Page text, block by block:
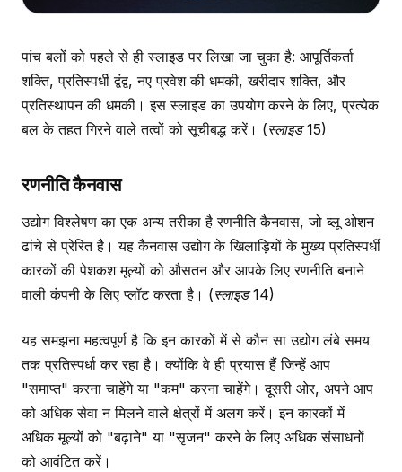
पांच बलों को पहले से ही स्लाइड पर लिखा जा चुका है: आपूर्तिकर्ता
शक्ति, प्रतिस्पर्धी द्वंद्व, नए प्रवेश की धमकी, खरीदार शक्ति, और
प्रतिस्थापन की धमकी। इस स्लाइड का उपयोग करने के लिए, प्रत्येक
बल के तहत गिरने वाले तत्वों को सूचीबद्ध करें। (स्लाइड 15)
रणनीति कैनवास
उद्योग विश्लेषण का एक अन्य तरीका है रणनीति कैनवास, जो ब्लू ओशन
ढांचे से प्रेरित है। यह कैनवास उद्योग के खिलाड़ियों के मुख्य प्रतिस्पर्धी
कारकों की पेशकश मूल्यों को औसतन और आपके लिए रणनीति बनाने
वाली कंपनी के लिए प्लॉट करता है। (स्लाइड 14)
यह समझना महत्वपूर्ण है कि इन कारकों में से कौन सा उद्योग लंबे समय
तक प्रतिस्पर्धा कर रहा है। क्योंकि वे ही प्रयास हैं जिन्हें आप
"समाप्त" करना चाहेंगे या "कम" करना चाहेंगे। दूसरी ओर, अपने आप
को अधिक सेवा न मिलने वाले क्षेत्रों में अलग करें। इन कारकों में
अधिक मूल्यों को "बढ़ाने" या "सृजन" करने के लिए अधिक संसाधनों
को आवंटित करें।